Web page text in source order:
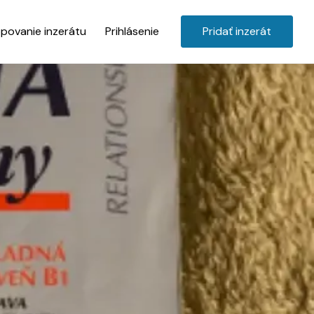
inzerátu Prihlásenie Pridať inzerát